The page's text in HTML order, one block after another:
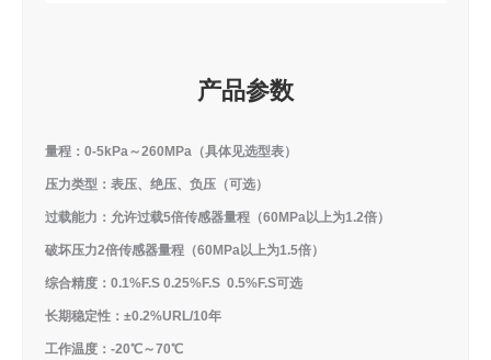
产品参数
量程：0-5kPa～260MPa（具体见选型表）
压力类型：表压、绝压、负压（可选）
过载能力：允许过载5倍传感器量程（60MPa以上为1.2倍）
破坏压力2倍传感器量程（60MPa以上为1.5倍）
综合精度：0.1%F.S 0.25%F.S 0.5%F.S可选
长期稳定性：±0.2%URL/10年
工作温度：-20℃～70℃